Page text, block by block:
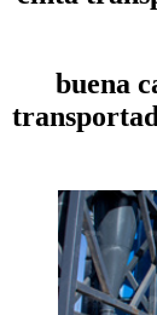
buena